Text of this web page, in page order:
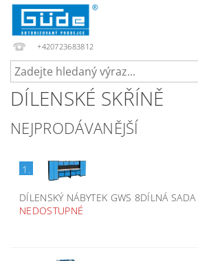
+420723683812
DÍLENSKÉ SKŘÍNĚ
NEJPRODÁVANĚJŠÍ
1.
DÍLENSKÝ NÁBYTEK GWS 8DÍLNÁ SADA
NEDOSTUPNÉ